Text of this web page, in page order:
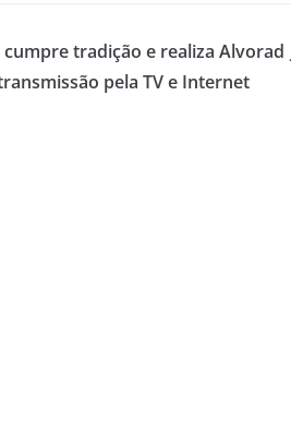
tradição e realiza Alvorad
pela TV e Internet